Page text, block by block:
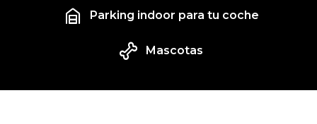
garage_home Parking indoor para tu coche
pet_supplies Mascotas